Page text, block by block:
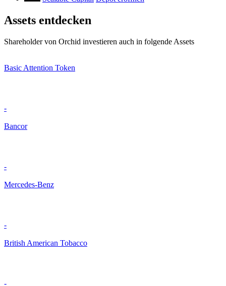
Assets entdecken
Shareholder von Orchid investieren auch in folgende Assets
Basic Attention Token
-
Bancor
-
Mercedes-Benz
-
British American Tobacco
-